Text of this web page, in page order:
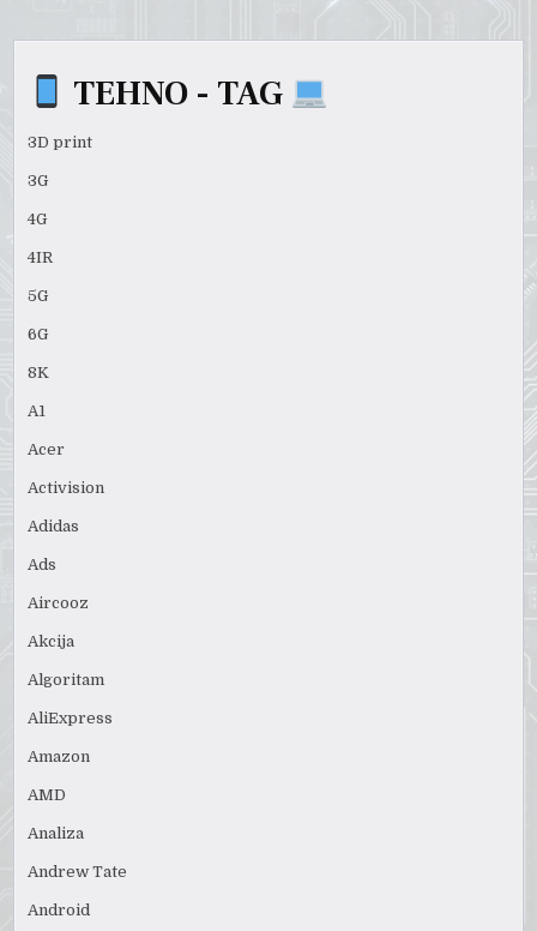
TEHNO - TAG
3D print
3G
4G
4IR
5G
6G
8K
A1
Acer
Activision
Adidas
Ads
Aircooz
Akcija
Algoritam
AliExpress
Amazon
AMD
Analiza
Andrew Tate
Android